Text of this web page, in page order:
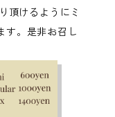
頂けるようにミ
す。是非お召し